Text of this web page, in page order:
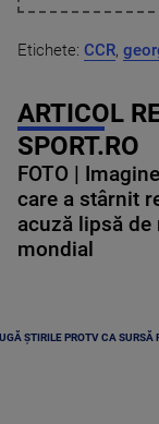
Etichete: CCR,
ARTICOL
SPORT.RO
FOTO |
care a stârnit
acuză lipsă de
mondial
ȘTIRILE PROTV CA SURSĂ